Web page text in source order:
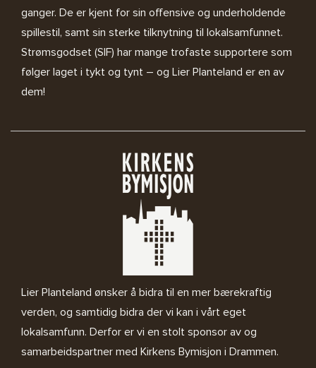
ganger. De er kjent for sin offensive og underholdende
spillestil, samt sin sterke tilknytning til lokalsamfunnet.
Strømsgodset (SIF) har mange trofaste supportere som
følger laget i tykt og tynt – og Lier Planteland er en av
dem!
Lier Planteland ønsker å bidra til en mer bærekraftig
verden, og samtidig bidra der vi kan i vårt eget
lokalsamfunn. Derfor er vi en stolt sponsor av og
samarbeidspartner med Kirkens Bymisjon i Drammen.